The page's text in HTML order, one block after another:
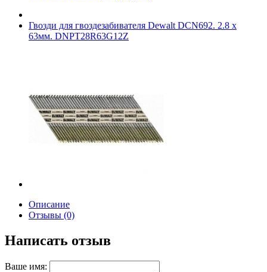
Гвозди для гвоздезабивателя Dewalt DCN692. 2.8 x
63мм. DNPT28R63G12Z
Описание
Отзывы (0)
Написать отзыв
Ваше имя: